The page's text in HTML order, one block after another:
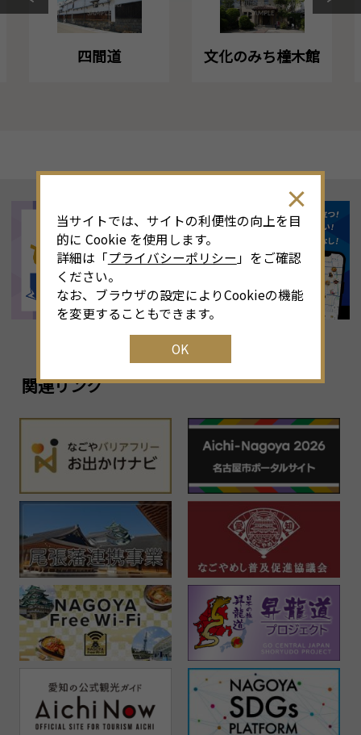
四間道 文化のみち橦木館
関連リンク
当サイトでは、サイトの利便性の向上を目
的に Cookie を使用します。
詳細は「プライバシーポリシー 」をご確認
ください。
なお、ブラウザの設定によりCookieの機能
を変更することもできます。
OK